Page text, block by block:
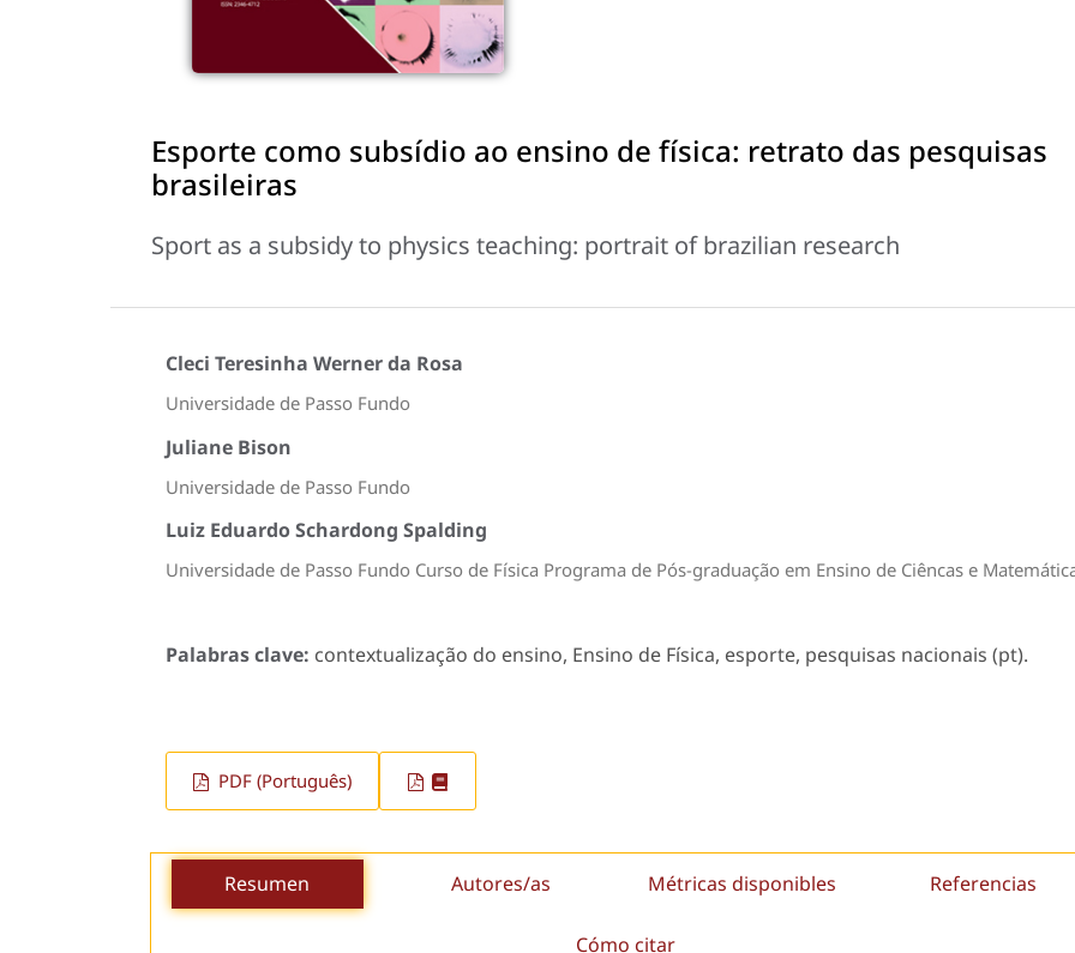
Esporte como subsídio ao ensino de física: retrato das pesquisas
brasileiras
Sport as a subsidy to physics teaching: portrait of brazilian research
Cleci Teresinha Werner da Rosa
Universidade de Passo Fundo
Juliane Bison
Universidade de Passo Fundo
Luiz Eduardo Schardong Spalding
Universidade de Passo Fundo Curso de Física Programa de Pós-graduação em Ensino de Ciêncas e
Palabras clave: contextualização do ensino, Ensino de Física, esporte, pesquisas nacionais (pt).
PDF (Português)
Resumen Autores/as Métricas disponibles Referencias
Cómo citar